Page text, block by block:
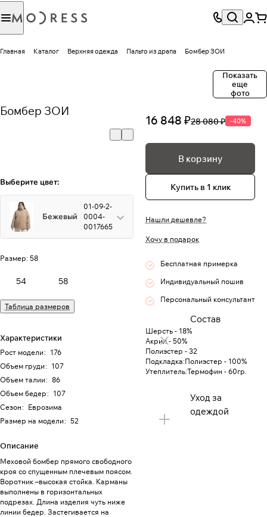
Главная Каталог Верхняя одежда Пальто из драпа Бомбер ЗОИ
Показать
еще
фото
Бомбер ЗОИ
Выберите цвет:
Бежевый
01-09-2-
0004-
0017665
Размер: 58
54 58
Таблица размеров
Характеристики
Рост модели: 176
Объем груди: 107
Объем талии: 86
Объем бедер: 107
Сезон: Еврозима
Размер на модели: 52
Описание
Меховой бомбер прямого свободного
кроя со спущенным плечевым поясом.
Воротник –высокая стойка. Карманы
выполнены в горизонтальных
подрезах. Длина изделия чуть ниже
линии бедер. Застегивается на
16 848 ₽28 080 ₽ -40%
В корзину
Купить в 1 клик
Нашли дешевле?
Хочу в подарок
Бесплатная примерка
Индивидуальный пошив
Персональный консультант
Состав
Шерсть - 18%
Акрил - 50%
Полиэстер - 32
Подкладка:Полиэстер - 100%
Утеплитель:Термофин - 60гр.
Уход за
одеждой